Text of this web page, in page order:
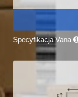
Specyfikacja Vana